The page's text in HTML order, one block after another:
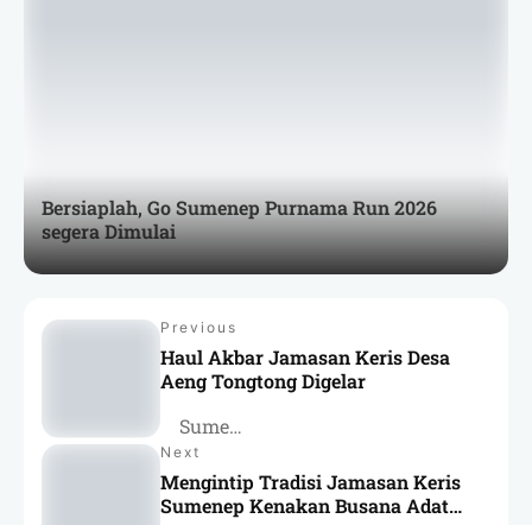
Bersiaplah, Go Sumenep Purnama Run 2026
segera Dimulai
Previous
Haul Akbar Jamasan Keris Desa
Aeng Tongtong Digelar
Sumenep
Next
Mengintip Tradisi Jamasan Keris
Sumenep Kenakan Busana Adat